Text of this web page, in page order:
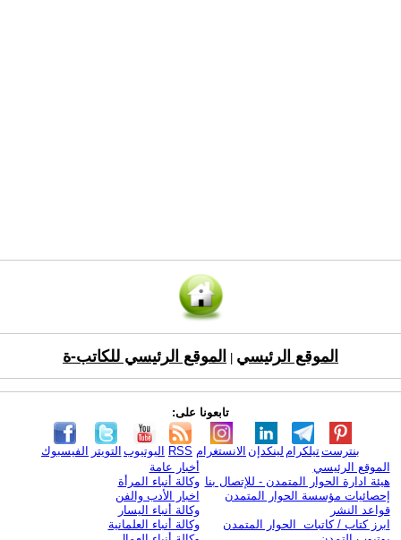
الموقع الرئيسي الموقع الرئيسي للكاتب-ة
تابعونا على:
الفيسبوك التويتر اليوتيوب RSS الانستغرام لينكدإن تيلكرامبنترست
الموقع الرئيسي
هيئة ادارة الحوار المتمدن - للإتصال بنا
إحصائيات مؤسسة الحوار المتمدن
قواعد النشر
ابرز كتاب / كاتبات الحوار المتمدن
أخبار عامة
وكالة أنباء المرأة
اخبار الأدب والفن
وكالة أنباء اليسار
وكالة أنباء العلمانية